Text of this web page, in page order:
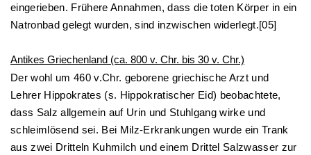
eingerieben. Frühere Annahmen, dass die toten Körper in ein
Natronbad gelegt wurden, sind inzwischen widerlegt.[05]
Antikes Griechenland (ca. 800 v. Chr. bis 30 v. Chr.)
Der wohl um 460 v.Chr. geborene griechische Arzt und
Lehrer Hippokrates (s. Hippokratischer Eid) beobachtete,
dass Salz allgemein auf Urin und Stuhlgang wirke und
schleimlösend sei. Bei Milz-Erkrankungen wurde ein Trank
aus zwei Dritteln Kuhmilch und einem Drittel Salzwasser zur